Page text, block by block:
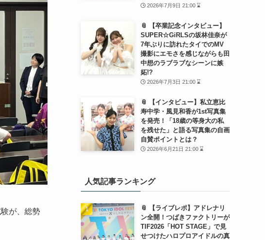
が、総勢
2026年7月9日 21:00 ⌛
📎 【卒業記念インタビュー】
SUPER☆GiRLSの坂林佳奈が
7年ぶりに訪れたタイでのMV
撮影にエモさを感じながらも田
中想のラブラブなシーンに嫉
妬!?
2026年7月3日 21:00 ⌛
📎 【インタビュー】私立恵比
寿中学・風見和香が1st写真集
を発売！「18歳の等身大の私
を残せた」と語る写真集の自画
自賛ポイントとは？
2026年6月21日 21:00 ⌛
人気記事ランキング
📎 【ライブレポ】アドレナリ
ン全開！つばきファクトリーが
TIF2026「HOT STAGE」で見
せつけたハロプロアイドルの真